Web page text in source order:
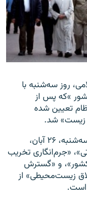
روز سه‌شنبه با
»که پس از
تعیین شده
زیست» شد.
بر اساس گزارش خبرگزاری فارس در روز سه‌شنبه، ۲۶ آبان،
«جرم‌انگاری تخریب
و «گسترش
زیست‌محیطی» از
است.